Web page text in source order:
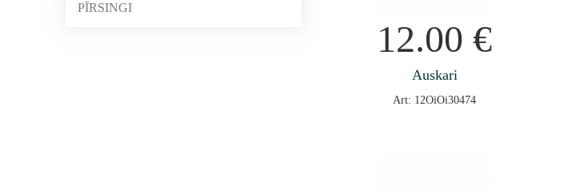
PĪRSINGI
12.00€
Auskari
Art: 12OiOi30474